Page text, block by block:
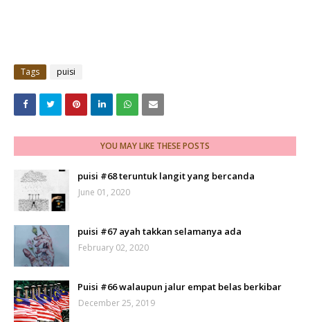
Tags puisi
YOU MAY LIKE THESE POSTS
puisi #68 teruntuk langit yang bercanda
June 01, 2020
puisi #67 ayah takkan selamanya ada
February 02, 2020
Puisi #66 walaupun jalur empat belas berkibar
December 25, 2019